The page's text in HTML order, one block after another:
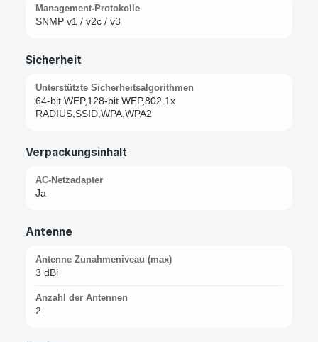
Management-Protokolle
SNMP v1 / v2c / v3
Sicherheit
Unterstützte Sicherheitsalgorithmen
64-bit WEP,128-bit WEP,802.1x
RADIUS,SSID,WPA,WPA2
Verpackungsinhalt
AC-Netzadapter
Ja
Antenne
Antenne Zunahmeniveau (max)
3 dBi
Anzahl der Antennen
2